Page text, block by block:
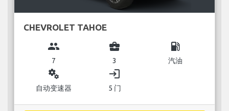
CHEVROLET TAHOE
group
7
business_center
3
local_gas_station
汽油
miscellaneous_services
自动变速器
login
5 门